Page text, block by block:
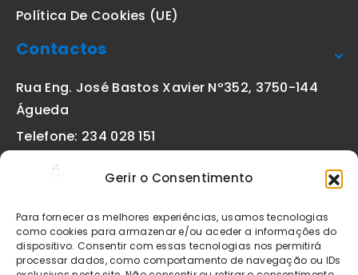
Gerir o Consentimento
Para fornecer as melhores experiências, usamos tecnologias
como cookies para armazenar e/ou aceder a informações do
dispositivo. Consentir com essas tecnologias nos permitirá
processar dados, como comportamento de navegação ou IDs
Política De Cookies (UE)
Contactos
Rua Eng. José Bastos Xavier Nº352, 3750-144
Águeda
Telefone: 234 028 151
geral@etiquetas-online.pt
Os preços indicados incluem IVA à taxa legal em vigor. Todos